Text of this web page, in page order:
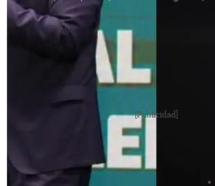
[Publicidad]